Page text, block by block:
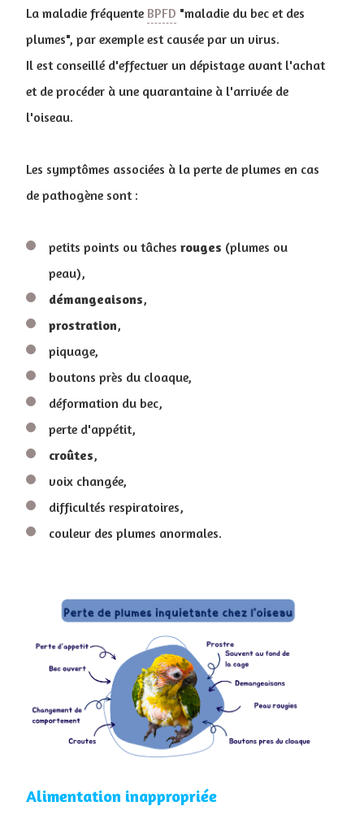
La maladie fréquente BPFD "maladie du bec et des
plumes", par exemple est causée par un virus.
Il est conseillé d'effectuer un dépistage avant l'achat
et de procéder à une quarantaine à l'arrivée de
l'oiseau.
Les symptômes associées à la perte de plumes en cas
de pathogène sont :
petits points ou tâches rouges (plumes ou
peau),
démangeaisons,
prostration,
piquage,
boutons près du cloaque,
déformation du bec,
perte d'appétit,
croûtes,
voix changée,
difficultés respiratoires,
couleur des plumes anormales.
Alimentation inappropriée